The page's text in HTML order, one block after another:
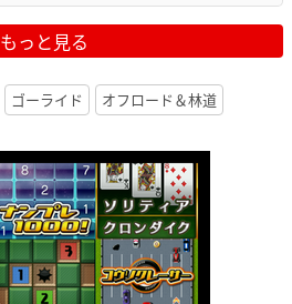
もっと見る
ゴーライド オフロード＆林道